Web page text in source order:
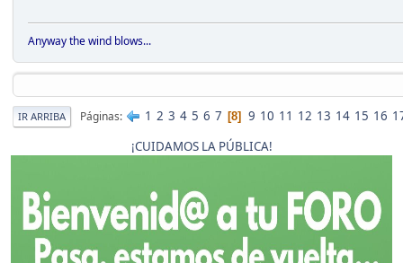
Anyway the wind blows...
IR ARRIBA Páginas 1 2 3 4 5 6 7 8 9 10 11 12 13 14 15 16
¡CUIDAMOS LA PÚBLICA!